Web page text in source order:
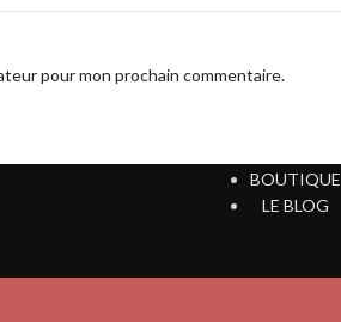
pour mon prochain commentaire.
BOUTIQUE
LE BLOG